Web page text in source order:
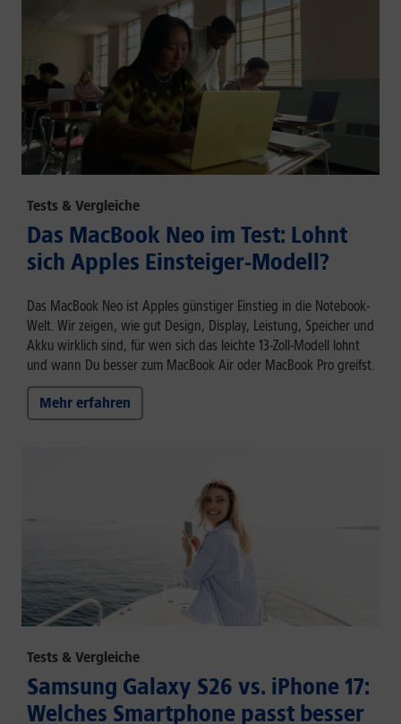
Tests & Vergleiche
Das MacBook Neo im Test: Lohnt
sich Apples Einsteiger-Modell?
Das MacBook Neo ist Apples günstiger Einstieg in die Notebook-
Welt. Wir zeigen, wie gut Design, Display, Leistung, Speicher und
Akku wirklich sind, für wen sich das leichte 13-Zoll-Modell lohnt
und wann Du besser zum MacBook Air oder MacBook Pro greifst.
Mehr erfahren
Tests & Vergleiche
Samsung Galaxy S26 vs. iPhone 17:
Welches Smartphone passt besser